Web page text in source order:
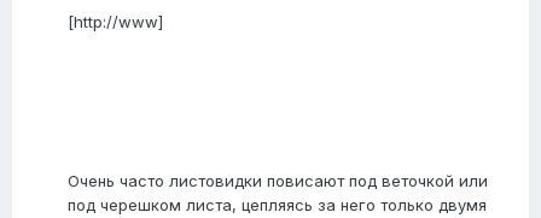
[http://www]
Очень часто листовидки повисают под веточкой или
под черешком листа, цепляясь за него только двумя